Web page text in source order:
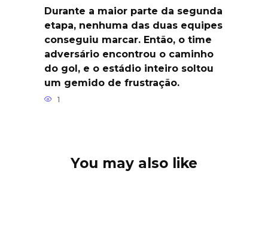
Durante a maior parte da segunda
etapa, nenhuma das duas equipes
conseguiu marcar. Então, o time
adversário encontrou o caminho
do gol, e o estádio inteiro soltou
um gemido de frustração.
1
You may also like